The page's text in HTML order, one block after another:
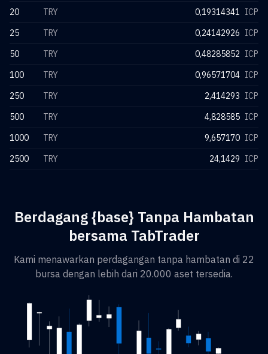
20
TRY 0,19314341 ICP
25
TRY 0,24142926 ICP
50
TRY 0,48285852 ICP
100
TRY 0,96571704 ICP
250
TRY 2,414293 ICP
500
TRY 4,828585 ICP
1000
TRY 9,657170 ICP
2500
TRY 24,1429 ICP
Berdagang {base} Tanpa Hambatan
bersama TabTrader
Kami menawarkan perdagangan tanpa hambatan di 22
bursa dengan lebih dari 20.000 aset tersedia.